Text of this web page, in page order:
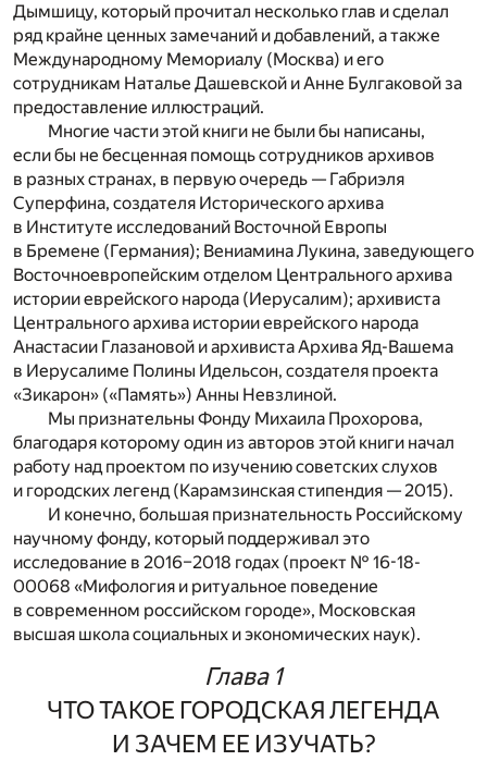
Дымшицу, который прочитал несколько глав и сделал
ряд крайне ценных замечаний и добавлений, а также
Международному Мемориалу (Москва) и его
сотрудникам Наталье Дашевской и Анне Булгаковой за
предоставление иллюстраций.
Многие части этой книги не были бы написаны,
если бы не бесценная помощь сотрудников архивов
в разных странах, в первую очередь — Габриэля
Суперфина, создателя Исторического архива
в Институте исследований Восточной Европы
в Бремене (Германия); Вениамина Лукина, заведующего
Восточноевропейским отделом Центрального архива
истории еврейского народа (Иерусалим); архивиста
Центрального архива истории еврейского народа
Анастасии Глазановой и архивиста Архива Яд-Вашема
в Иерусалиме Полины Идельсон, создателя проекта
«Зикарон» («Память») Анны Невзлиной.
Мы признательны Фонду Михаила Прохорова,
благодаря которому один из авторов этой книги начал
работу над проектом по изучению советских слухов
и городских легенд (Карамзинская стипендия — 2015).
И конечно, большая признательность Российскому
научному фонду, который поддерживал это
исследование в 2016–2018 годах (проект № 16-18-
00068 «Мифология и ритуальное поведение
в современном российском городе», Московская
высшая школа социальных и экономических наук).
Глава 1
ЧТО ТАКОЕ ГОРОДСКАЯ ЛЕГЕНДА
И ЗАЧЕМ ЕЕ ИЗУЧАТЬ?